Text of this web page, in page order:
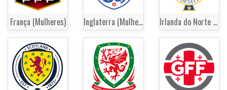
França (Mulheres) Inglaterra (Mulheres) Irlanda do Norte (Mulheres)